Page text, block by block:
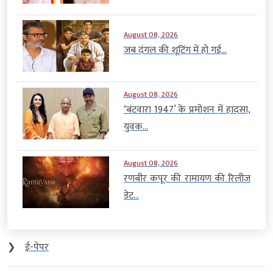
August 08, 2026
जब दंगल की शूटिंग में हो गई...
August 08, 2026
‘बंटवारा 1947’ के प्रमोशन में हादसा,
युवक...
August 08, 2026
रणबीर कपूर की रामायण की रिलीज
डेट...
❯
ई-पेपर